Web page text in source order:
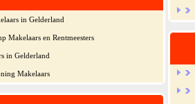
in Gelderland
Makelaars en Rentmeesters
in Gelderland
Makelaars